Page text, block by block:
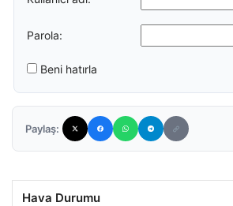
Parola:
Beni hatırla
Paylaş:
Hava Durumu